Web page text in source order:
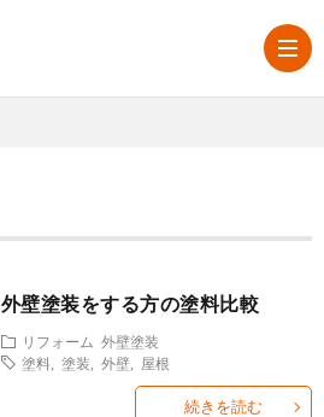
お
外壁塗装をする方の塗料比較
リフォーム
外壁塗装
塗料, 塗装 外壁, 屋根
続きを読む